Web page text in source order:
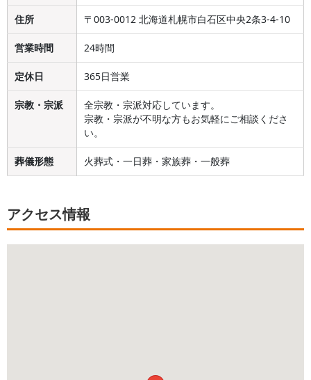
住所 〒003-0012 北海道札幌市白石区中央2条3-4-10
営業時間 24時間
定休日 365日営業
宗教・宗派
全宗教・宗派対応しています。
宗教・宗派が不明な方もお気軽にご相談くださ
い。
葬儀形態 火葬式・一日葬・家族葬・一般葬
アクセス情報